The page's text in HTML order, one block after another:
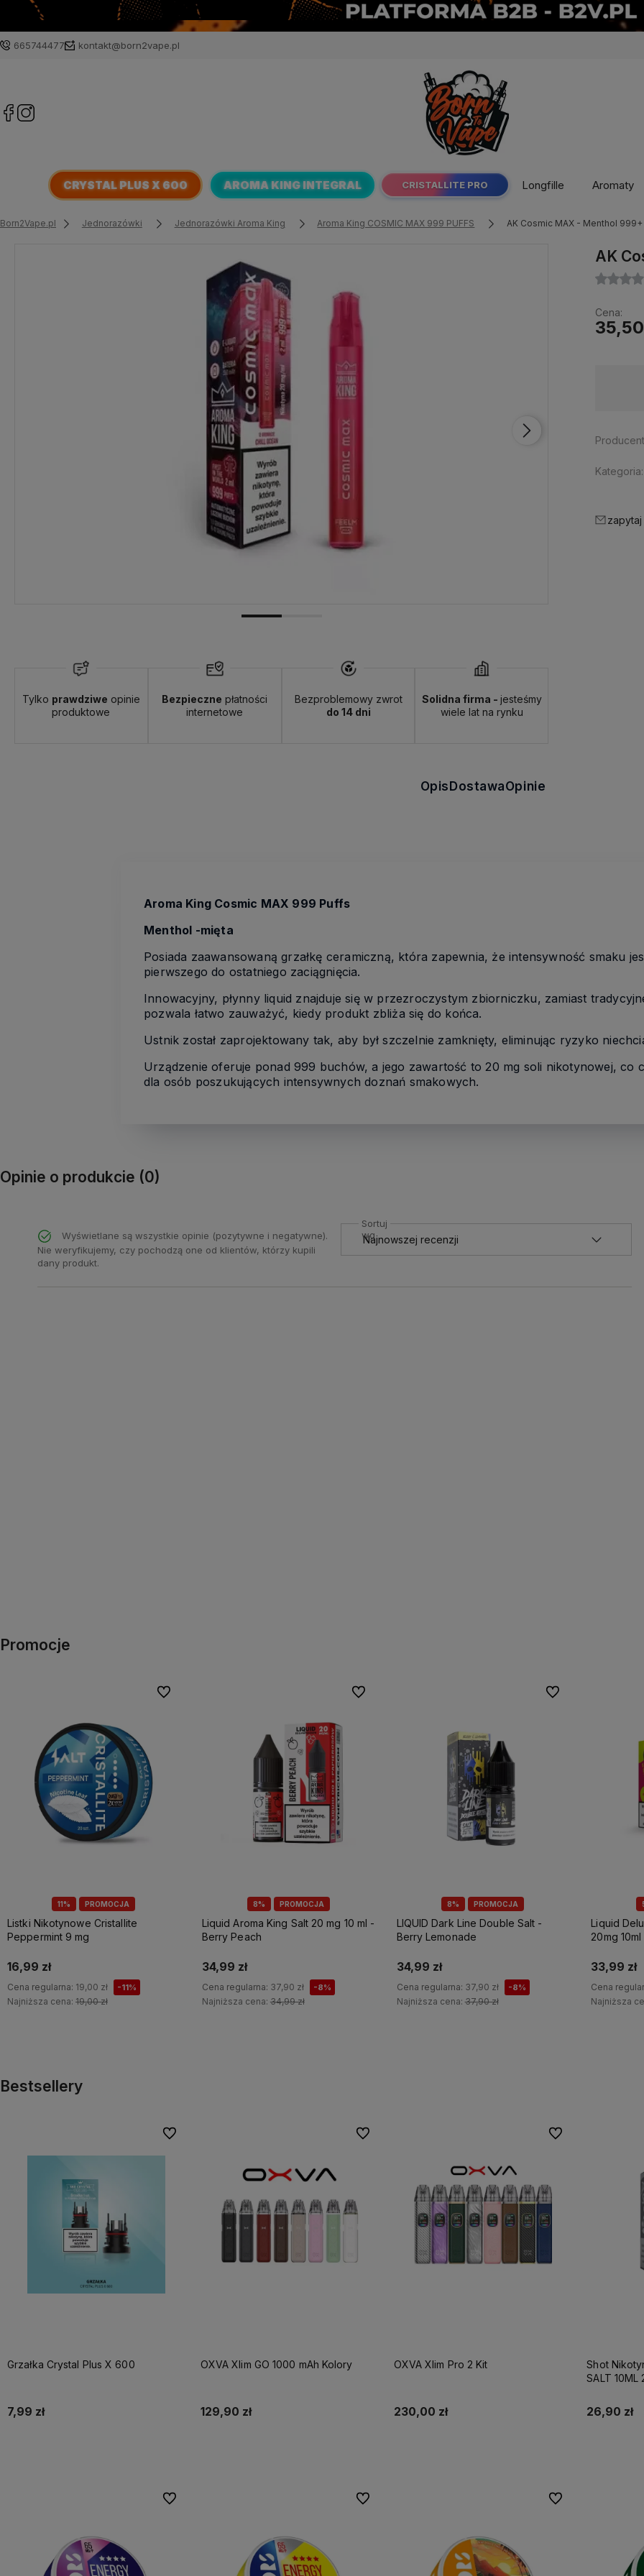
665744477 kontakt@born2vape.pl
CRYSTAL PLUS X 600 AROMA KING INTEGRAL CRISTALLITE PRO Longfille Aromaty
Born2Vape.pl Jednorazówki Jednorazówki Aroma King Aroma King COSMIC MAX 999 PUFFS AK Cosmic MAX - Menthol 999+
Tylko prawdziwe opinie
produktowe
Bezpieczne płatności
internetowe
Bezproblemowy zwrot
do 14 dni
Solidna firma - jesteśmy
wiele lat na rynku
AK
Cena:
35,50
Kategoria:
Opis DostawaOpinie
Aroma King Cosmic MAX 999 Puffs
Menthol -mięta
Posiada zaawansowaną grzałkę ceramiczną, która zapewnia, że intensywność smaku
pierwszego do ostatniego zaciągnięcia.
Innowacyjny, płynny liquid znajduje się w przezroczystym zbiorniczku, zamiast
pozwala łatwo zauważyć, kiedy produkt zbliża się do końca.
Ustnik został zaprojektowany tak, aby był szczelnie zamknięty, eliminując ryzyko
Urządzenie oferuje ponad 999 buchów, a jego zawartość to 20 mg soli nikotynowej, co
dla osób poszukujących intensywnych doznań smakowych.
Opinie o produkcie (0)
Wyświetlane są wszystkie opinie (pozytywne i negatywne).
Nie weryfikujemy, czy pochodzą one od klientów, którzy kupili
dany produkt.
Sortuj
wg
Promocje
11% PROMOCJA
Listki Nikotynowe Cristallite
Peppermint 9 mg
16,99 zł
Cena regularna: 19,00 zł -11%
Najniższa cena: 19,00 zł
Do ulubionych
8% PROMOCJA
Liquid Aroma King Salt 20 mg 10 ml -
Berry Peach
34,99 zł
Cena regularna: 37,90 zł -8%
Najniższa cena: 34,99 zł
Do ulubionych
8% PROMOCJA
LIQUID Dark Line Double Salt -
Berry Lemonade
34,99 zł
Cena regularna: 37,90 zł -8%
Najniższa cena:37,90 zł
Do ulubionych
Liquid
20mg 10ml
33,99 zł
Cena
Najniższa
Bestsellery
Grzałka Crystal Plus X 600
7,99 zł
Do ulubionych
OXVA Xlim GO 1000 mAh Kolory
129,90 zł
Do ulubionych
OXVA Xlim Pro 2 Kit
230,00 zł
Do ulubionych
Shot
SALT 10ML
26,90 zł
Do ulubionych Do ulubionych Do ulubionych